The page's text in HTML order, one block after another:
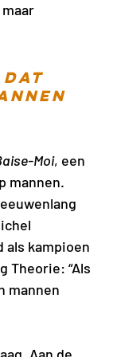
dat
Moi, een
mannen.
als kampioen
Theorie: “Als
mannen